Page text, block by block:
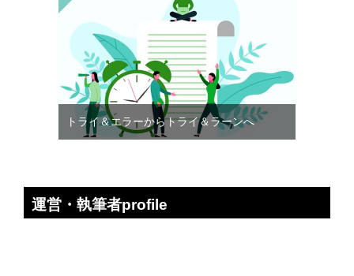
トライ＆エラーからトライ＆ラーンへ
運営・執筆者profile